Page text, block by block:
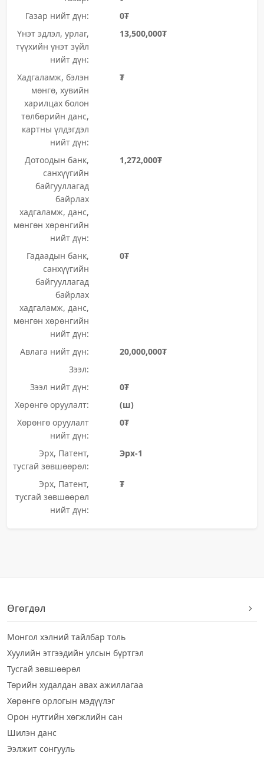
Газар нийт дүн:
0₮
Үнэт эдлэл, урлаг,
түүхийн үнэт зүйл
нийт дүн:
13,500,000₮
Хадгаламж, бэлэн
мөнгө, хувийн
харилцах болон
төлбөрийн данс,
картны үлдэгдэл
нийт дүн:
₮
Дотоодын банк,
санхүүгийн
байгууллагад
байрлах
хадгаламж, данс,
мөнгөн хөрөнгийн
нийт дүн:
1,272,000₮
Гадаадын банк,
санхүүгийн
байгууллагад
байрлах
хадгаламж, данс,
мөнгөн хөрөнгийн
нийт дүн:
0₮
Авлага нийт дүн:
20,000,000₮
Зээл:
Зээл нийт дүн:
0₮
Хөрөнгө оруулалт:
(ш)
Хөрөнгө оруулалт
нийт дүн:
0₮
Эрх, Патент,
тусгай зөвшөөрөл:
Эрх-1
Эрх, Патент,
тусгай зөвшөөрөл
нийт дүн:
₮
Өгөгдөл
Монгол хэлний тайлбар толь
Хуулийн этгээдийн улсын бүртгэл
Тусгай зөвшөөрөл
Төрийн худалдан авах ажиллагаа
Хөрөнгө орлогын мэдүүлэг
Орон нутгийн хөгжлийн сан
Шилэн данс
Ээлжит сонгууль